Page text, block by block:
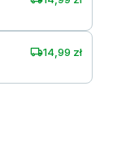
14,99 zł